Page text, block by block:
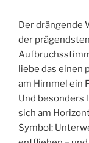
Der drängende
der
liebe das einen
am Himmel ein
Und besonders
sich am
Symbol: